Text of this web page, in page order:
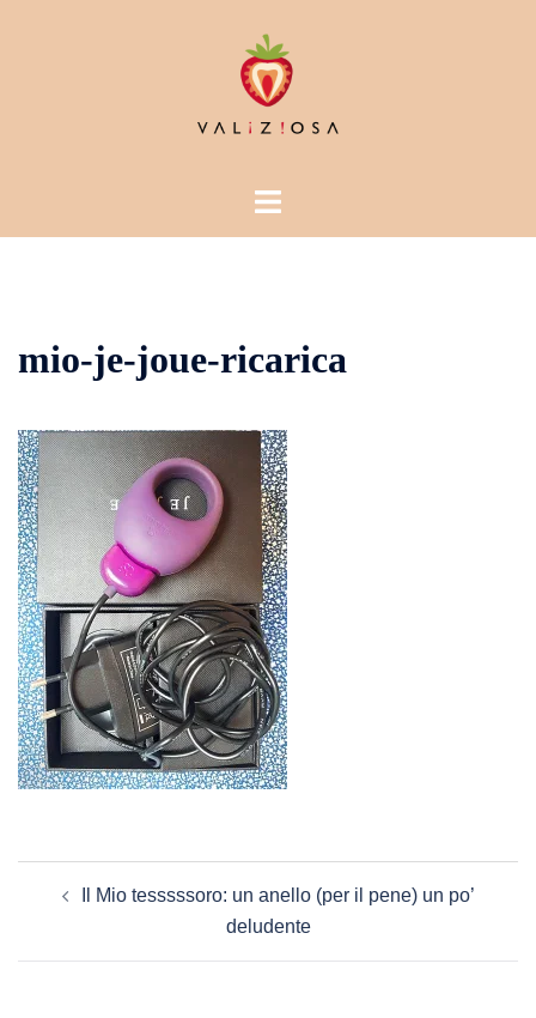
Mostra/Nascondi
mio-je-joue-ricarica
articoloIl Mio tesssssoro: un anello (per il pene) un po’
deludente